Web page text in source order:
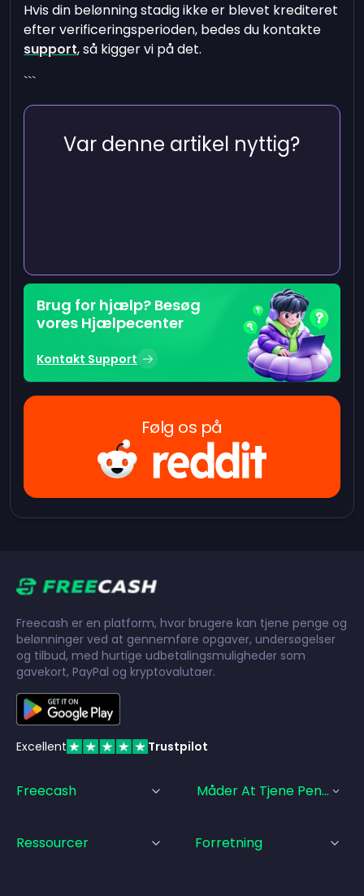
Hvis din belønning stadig ikke er blevet krediteret
efter verificeringsperioden, bedes du kontakte
support, så kigger vi på det.
```
Var denne artikel nyttig?
Brug for hjælp? Besøg
vores Hjælpecenter
Kontakt Support
Følg os på
Freecash er en platform, hvor brugere kan tjene penge og
belønninger ved at gennemføre opgaver, undersøgelser
og tilbud, med hurtige udbetalingsmuligheder som
gavekort, PayPal og kryptovalutaer.
Excellent Trustpilot
Freecash Måder At Tjene Penge På
Ressourcer Forretning